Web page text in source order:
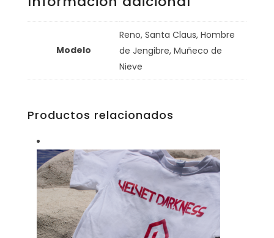
Modelo
Reno, Santa Claus, Hombre
de Jengibre, Muñeco de
Nieve
Productos relacionados